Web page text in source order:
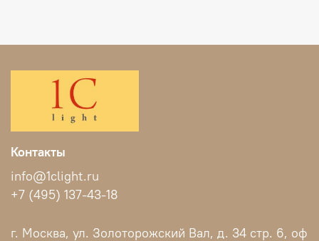
Контакты
info@1clight.ru
+7 (495) 137-43-18
г. Москва, ул. Золоторожский Вал, д. 34 стр. 6, оф